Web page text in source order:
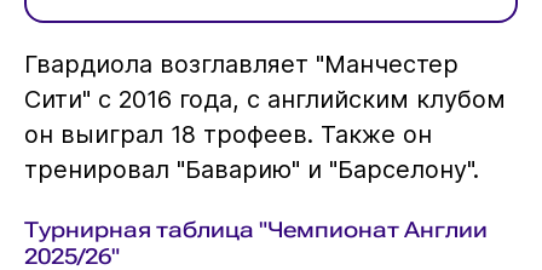
Гвардиола возглавляет "Манчестер
Сити" с 2016 года, с английским клубом
он выиграл 18 трофеев. Также он
тренировал "Баварию" и "Барселону".
Турнирная таблица "Чемпионат Англии
2025/26"